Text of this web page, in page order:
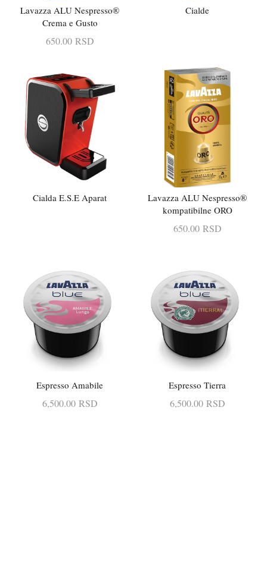
DODAJ U KORPU
Lavazza ALU Nespresso®
Crema e Gusto
650.00 RSD
PROČITAJTE JOŠ
Cialde
PROČITAJTE JOŠ
Cialda E.S.E Aparat DODAJ U KORPU
Lavazza ALU Nespresso®
kompatibilne ORO
650.00 RSD
DODAJ U KORPU
Espresso Amabile
6,500.00 RSD
DODAJ U KORPU
Espresso Tierra
6,500.00 RSD